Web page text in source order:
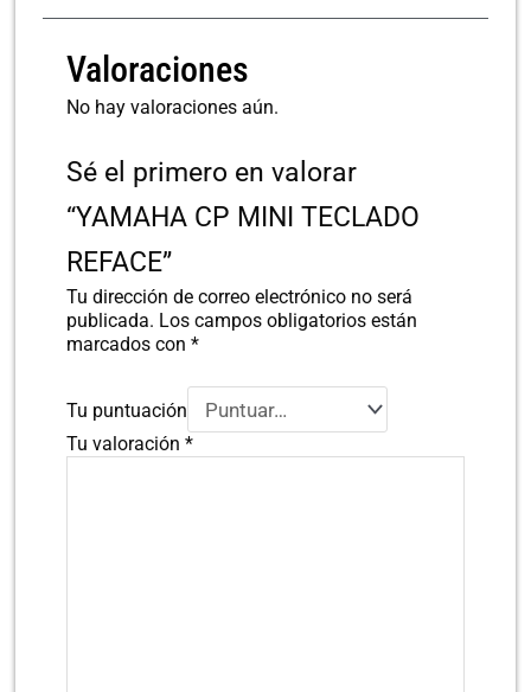
Valoraciones
No hay valoraciones aún.
Sé el primero en valorar
“YAMAHA CP MINI TECLADO
REFACE”
Tu dirección de correo electrónico no será
publicada. Los campos obligatorios están
marcados con*
Tu puntuación
Tu valoración*